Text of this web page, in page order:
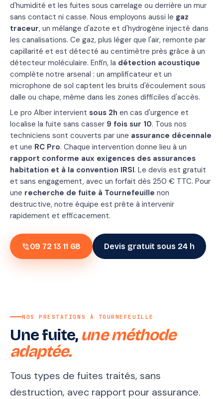
d'humidité et les fuites sous carrelage ou derrière un mur
sans contact ni casse. Nous employons aussi le gaz
traceur, un mélange d'azote et d'hydrogène injecté dans
les canalisations. Ce gaz, plus léger que l'air, remonte par
capillarité et est détecté au centimètre près grâce à un
détecteur moléculaire. Enfin, la détection acoustique
complète notre arsenal : un amplificateur et un
microphone de sol captent les bruits d'écoulement sous
dalle ou chape, même dans les zones difficiles d'accès.
Le pro Alber intervient sous 2h en cas d'urgence et
localise la fuite sans casser 9 fois sur 10. Tous nos
techniciens sont couverts par une assurance décennale
et une RC Pro. Chaque intervention donne lieu à un
rapport conforme aux exigences des assurances
habitation et à la convention IRSI. Le devis est gratuit
et sans engagement, avec un forfait dès 250 € TTC. Pour
une recherche de fuite à Tournefeuille non
destructive, notre équipe est prête à intervenir
rapidement et efficacement.
phone_in_talk09 72 13 11 68 Devis gratuit sous 24 h
NOS PRESTATIONS À TOURNEFEUILLE
Une fuite, une méthode
adaptée.
Tous types de fuites traités, sans
destruction, avec rapport pour assurance.